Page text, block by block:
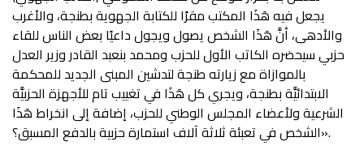
يجعل فيه هَذَا المكتب مقرًا للكتابة الجهوية بطنجة، والأغرب
والأدهى، أنَّ هَذَا الشخص يصول ويجول داعيًا بعض الناس للقاء
حزبي سيحضره الكاتب الأول للحزب ومحمد بنعبد القادر وزير العدل
بالموازاة مع زيارته طنجة لتدشين المبنى الجديد للمحكمة
الابتدائيَّة بطنجة، ويجري كل هَذَا في تغييب تام للأجهزة الحزبيَّة
الشرعية ولأعضاء المجلس الوطني للحزب، إضافة إلى انخراط هَذَا
الشخص في تعبئة ثلاثة آلاف استمارة حزبية بالدفع المسبق؟».